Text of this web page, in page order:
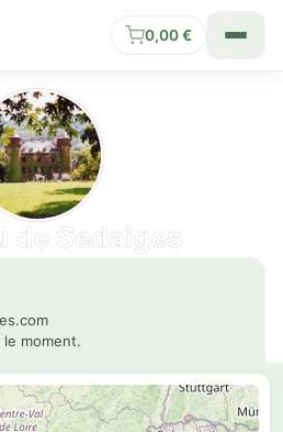
0,00€
de Sedaiges
moment.